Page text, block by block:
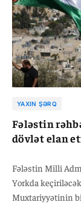
YAXIN ŞƏRQ
Fələstin
dövlət elan
Fələstin Milli
Yorkda
Muxtariyyətinin